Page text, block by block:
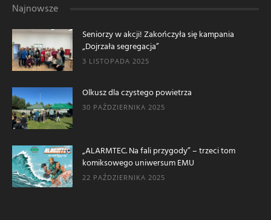
Najnowsze
Seniorzy w akcji! Zakończyła się kampania
„Dojrzała segregacja”
3 LISTOPADA 2025
Olkusz dla czystego powietrza
30 PAŹDZIERNIKA 2025
„ALARMTEC. Na fali przygody” – trzeci tom
komiksowego uniwersum EMU
22 PAŹDZIERNIKA 2025